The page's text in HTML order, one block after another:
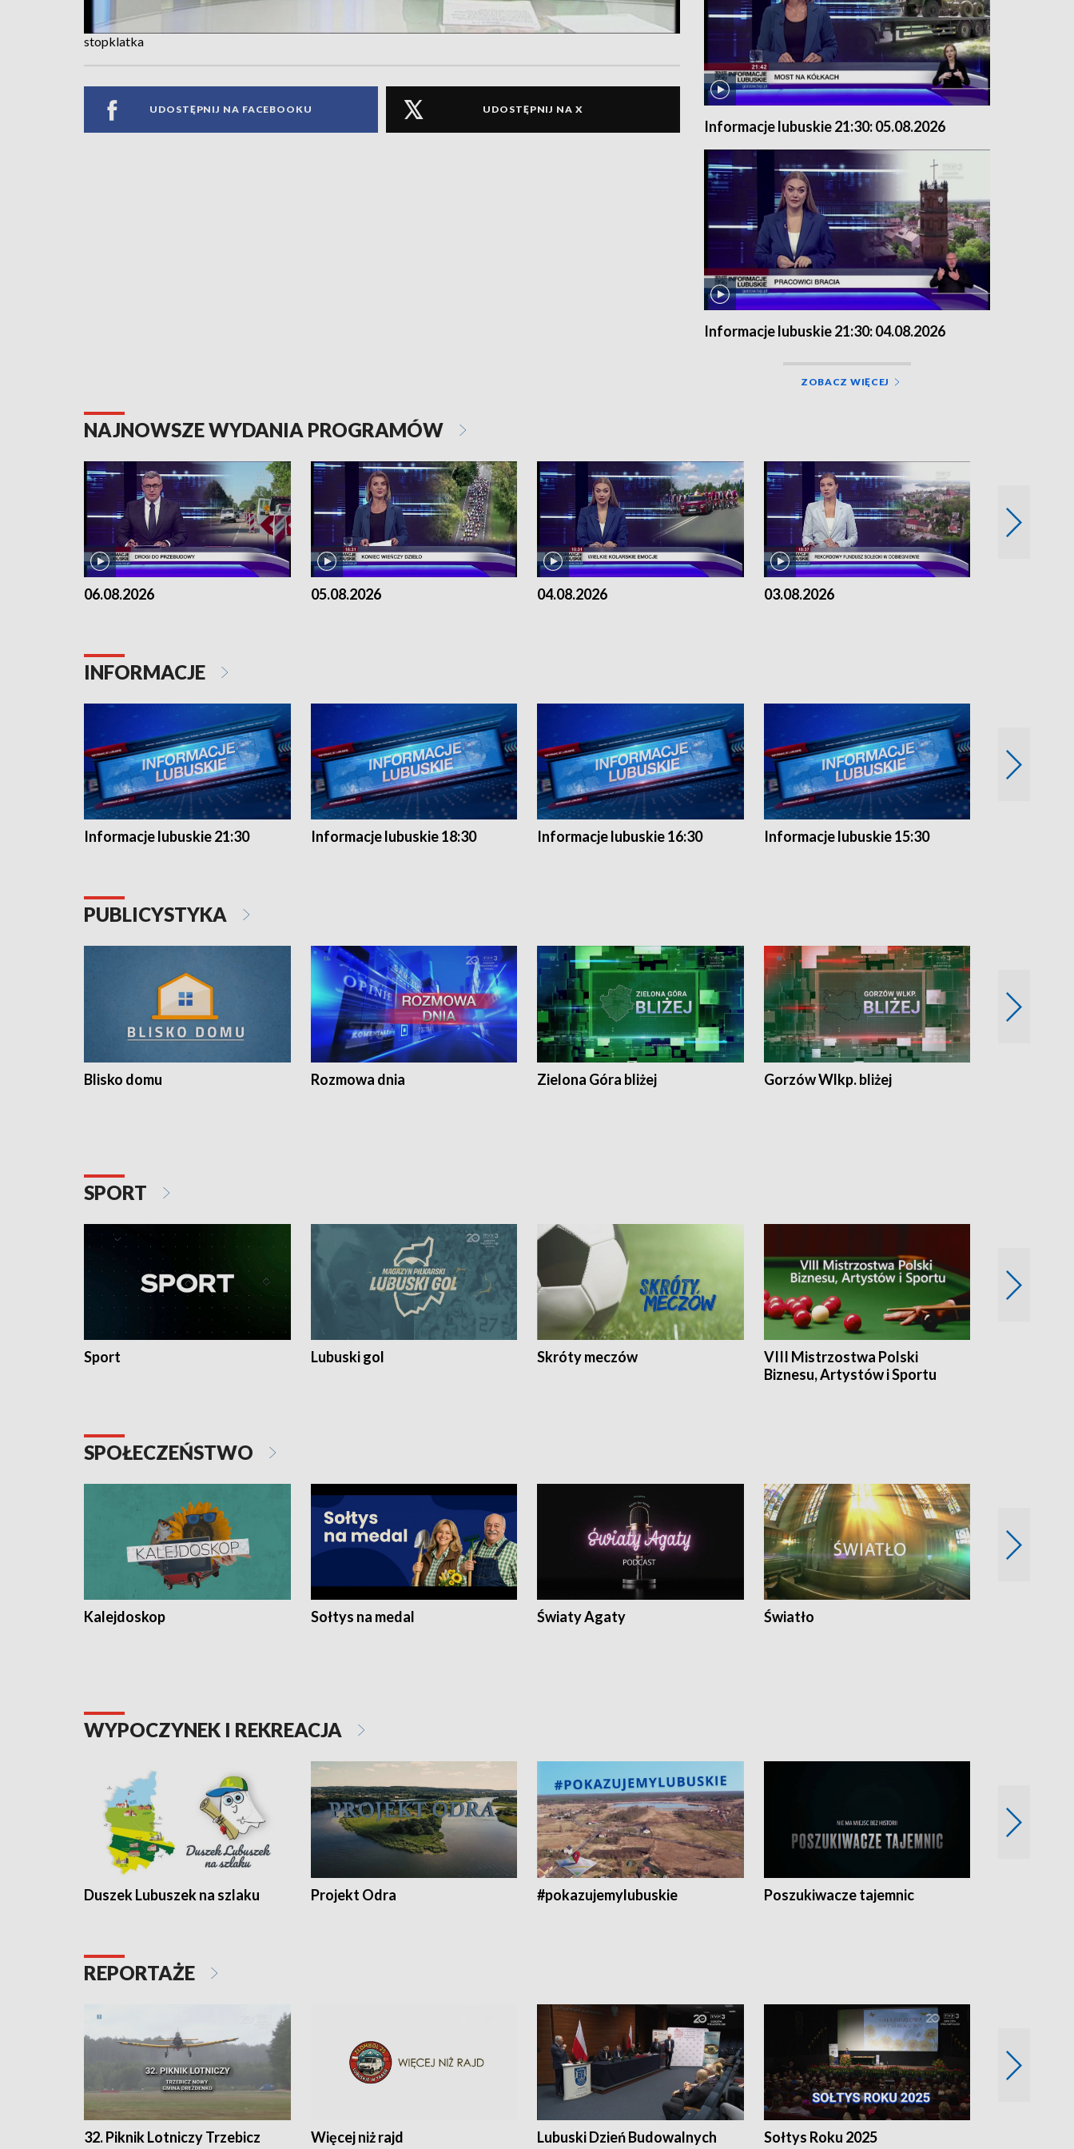
stopklatka
UDOSTĘPNIJ NA FACEBOOKU UDOSTĘPNIJ NA X
Informacje lubuskie 21:30: 05.08.2026
Informacje lubuskie 21:30: 04.08.2026
ZOBACZ WIĘCEJ
NAJNOWSZE WYDANIA PROGRAMÓW
06.08.2026 05.08.2026 04.08.2026 03.08.2026
INFORMACJE
Informacje lubuskie 21:30 Informacje lubuskie 18:30 Informacje lubuskie 16:30 Informacje lubuskie 15:30
PUBLICYSTYKA
Blisko domu Rozmowa dnia Zielona Góra bliżej Gorzów Wlkp. bliżej
SPORT
Sport Lubuski gol Skróty meczów
VIII Mistrzostwa Polski
Biznesu, Artystów i Sportu
SPOŁECZEŃSTWO
Kalejdoskop Sołtys na medal Światy Agaty Światło
WYPOCZYNEK I REKREACJA
Duszek Lubuszek na szlaku Projekt Odra #pokazujemylubuskie Poszukiwacze tajemnic
REPORTAŻE
32. Piknik Lotniczy Trzebicz
Więcej niż rajd Lubuski Dzień Budowalnych Sołtys Roku 2025